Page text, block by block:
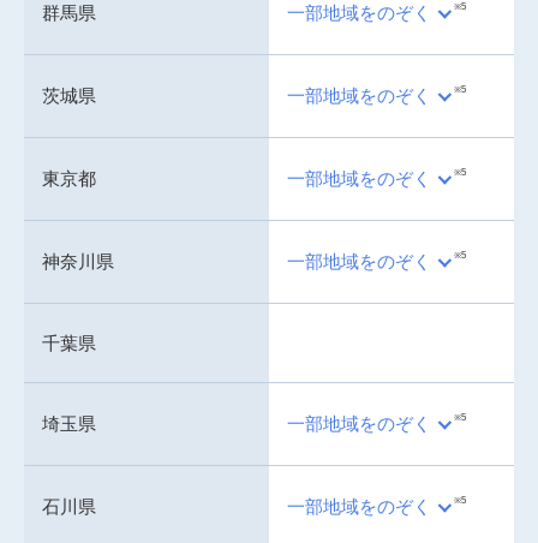
群馬県 一部地域をのぞく ※5
茨城県 一部地域をのぞく ※5
東京都 一部地域をのぞく ※5
神奈川県 一部地域をのぞく ※5
千葉県
埼玉県 一部地域をのぞく ※5
石川県 一部地域をのぞく ※5